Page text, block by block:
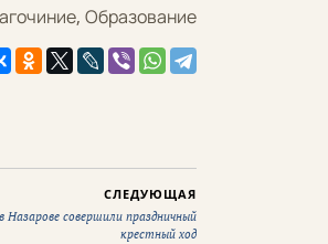
, Образование
СЛЕДУЮЩАЯ
совершили праздничный
крестный ход